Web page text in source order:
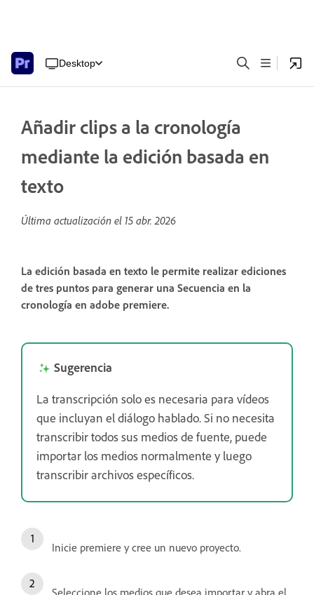
Desktop
Añadir clips a la cronología
mediante la edición basada en
texto
Última actualización el 15 abr. 2026
La edición basada en texto le permite realizar ediciones
de tres puntos para generar una Secuencia en la
cronología en adobe premiere.
Sugerencia
La transcripción solo es necesaria para vídeos
que incluyan el diálogo hablado. Si no necesita
transcribir todos sus medios de fuente, puede
importar los medios normalmente y luego
transcribir archivos específicos.
Inicie premiere y cree un nuevo proyecto.
Seleccione los medios que desea importar y abra el